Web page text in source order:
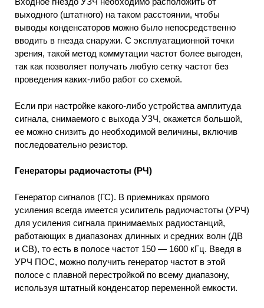
выходного (штатного) на таком расстоянии, чтобы
выводы конденсаторов можно было непосредственно
вводить в гнезда снаружи. С эксплуатационной точки
зрения, такой метод коммутации частот более выгоден,
так как позволяет получать любую сетку частот без
проведения каких-либо работ со схемой.
Если при настройке какого-либо устройства амплитуда
сигнала, снимаемого с выхода УЗЧ, окажется большой,
ее можно снизить до необходимой величины, включив
последовательно резистор.
Генераторы радиочастоты (РЧ)
Генератор сигналов (ГС). В приемниках прямого
усиления всегда имеется усилитель радиочастоты (УРЧ)
для усиления сигнала принимаемых радиостанций,
работающих в диапазонах длинных и средних волн (ДВ
и СВ), то есть в полосе частот 150 — 1600 кГц. Введя в
УРЧ ПОС, можно получить генератор частот в этой
полосе с плавной перестройкой по всему диапазону,
используя штатный конденсатор переменной емкости.